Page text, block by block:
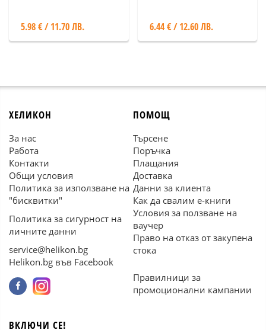
5.98 € / 11.70 ЛВ. 6.44 € / 12.60 ЛВ.
ХЕЛИКОН
За нас
Работа
Контакти
Общи условия
Политика за използване на
"бисквитки"
Политика за сигурност на
личните данни
service@helikon.bg
Helikon.bg във Facebook
ПОМОЩ
Търсене
Поръчка
Плащания
Доставка
Данни за клиента
Как да свалим е-книги
Условия за ползване на
ваучер
Право на отказ от закупена
стока
Правилници за
промоционални кампании
ВКЛЮЧИ СЕ!